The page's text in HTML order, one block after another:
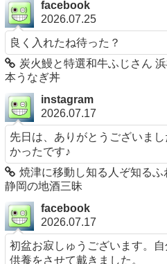
facebook
2026.07.25
良く入れたね待った？
炭火鰻と特選和牛ふじさん
本うなぎ丼
instagram
2026.07.17
先日は、ありがとうございま
かったです♪
焼津に移動し知る人ぞ知る
静岡の地酒三昧
facebook
2026.07.17
初盆お寂しゅうございます。
供養をさせて戴きました。